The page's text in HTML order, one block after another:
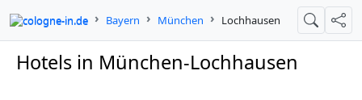
cologne-in.de Bayern München Lochhausen Suche
Hotels in München-Lochhausen